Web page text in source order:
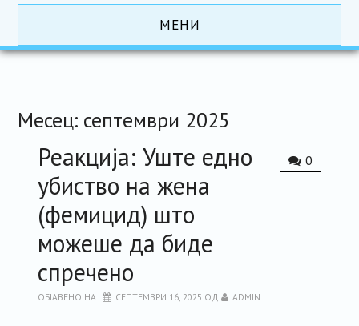
МЕНИ
РЕСУРСИ
ЗА ЧЛЕНКИТЕ
ФОРУМ
ЗА ПЛАТФОРМАТА
Месец: септември 2025
0
Реакција: Уште едно
убиство на жена
(фемицид) што
можеше да биде
спречено
ОБЈАВЕНО НА СЕПТЕМВРИ 16, 2025 ОД ADMIN